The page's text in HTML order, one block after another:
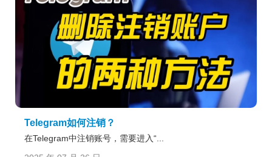
Telegram如何注销？
在Telegram中注销账号，需要进入“...